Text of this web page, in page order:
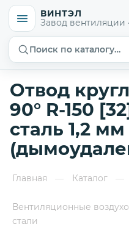
ВИНТЭЛ
Завод вентиляции
Поиск по каталогу…
Отвод
90° R-150
сталь 1,2 мм
Главная — Каталог —
Вентиляционные
стали